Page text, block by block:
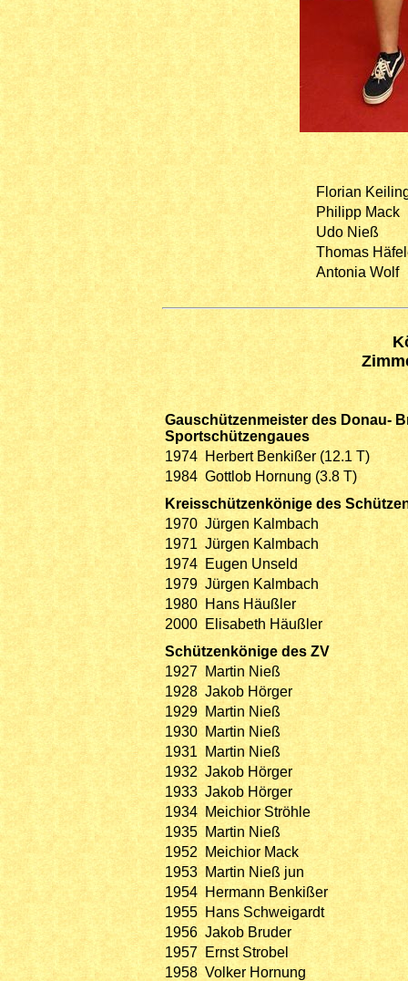
Florian
Philipp Mack
Udo Nieß
Thomas
Antonia Wolf
Gauschützenmeister des Donau-
Sportschützengaues
1974 Herbert Benkißer (12.1 T)
1984 Gottlob Hornung (3.8 T)
Kreisschützenkönige des
1970 Jürgen Kalmbach
1971 Jürgen Kalmbach
1974 Eugen Unseld
1979 Jürgen Kalmbach
1980 Hans Häußler
2000 Elisabeth Häußler
Schützenkönige des ZV
1927 Martin Nieß
1928 Jakob Hörger
1929 Martin Nieß
1930 Martin Nieß
1931
Martin Nieß
1932 Jakob Hörger
1933 Jakob Hörger
1934 Meichior Ströhle
1935 Martin Nieß
1952
Meichior Mack
1953 Martin Nieß jun
1954 Hermann Benkißer
1955 Hans Schweigardt
1956 Jakob Bruder
1957 Ernst Strobel
1958 Volker Hornung